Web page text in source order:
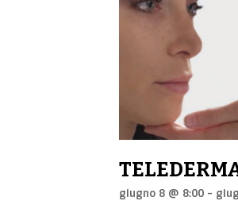
giugno 8 @ 8:00 -